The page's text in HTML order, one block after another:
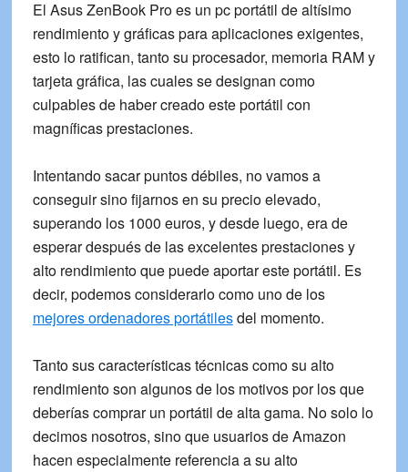
El Asus ZenBook Proes un pc portátil dealtísimo
rendimientoy gráficas para aplicaciones exigentes,
esto lo ratifican, tanto su procesador, memoria RAM y
tarjeta gráfica, las cuales se designan como
culpables de haber creado este portátil con
magníficas prestaciones.
Intentando sacar puntos débiles, no vamos a
conseguir sino fijarnos en su precio elevado,
superando los 1000 euros, y desde luego, era de
esperar después de las excelentes prestaciones y
alto rendimiento que puede aportar este portátil. Es
decir, podemos considerarlo como uno de los
mejores ordenadores portátilesdel momento.
Tanto sus características técnicas como su alto
rendimiento son algunos de los motivos por los que
deberías comprar un portátil de alta gama. No solo lo
decimos nosotros, sino que usuarios de Amazon
hacen especialmente referencia a su alto